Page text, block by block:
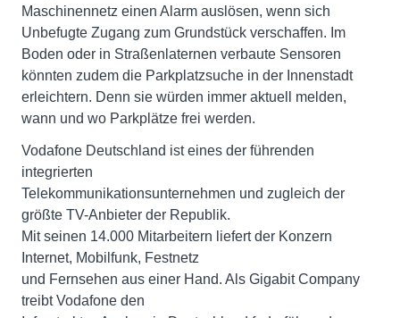
Maschinennetz einen Alarm auslösen, wenn sich
Unbefugte Zugang zum Grundstück verschaffen. Im
Boden oder in Straßenlaternen verbaute Sensoren
könnten zudem die Parkplatzsuche in der Innenstadt
erleichtern. Denn sie würden immer aktuell melden,
wann und wo Parkplätze frei werden.
Vodafone Deutschland ist eines der führenden
integrierten
Telekommunikationsunternehmen und zugleich der
größte TV-Anbieter der Republik.
Mit seinen 14.000 Mitarbeitern liefert der Konzern
Internet, Mobilfunk, Festnetz
und Fernsehen aus einer Hand. Als Gigabit Company
treibt Vodafone den